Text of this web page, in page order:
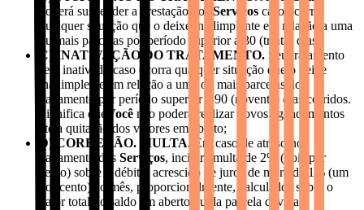
poderá suspender a prestação dos
Serviços caso ocorra
qualquer situação que o deixe inadimplente em relação a uma
ou mais parcelas por período superior a 30 (trinta) dias.
C) INATIVAÇÃO DO TRATAMENTO. Seu tratamento
será inativado caso ocorra qualquer situação que o deixe
inadimplente em relação a uma ou mais parcelas do
pagamento por período superior a 90 (noventa) dias corridos.
Significa que
Você não poderá realizar novos agendamentos
até a quitação dos valores em aberto;
D) CORREÇÃO. MULTA.
Em caso de atraso no
pagamento dos Serviços, incidirá multa de 2% (dois por
cento) sobre o débito, acrescido de juros de mora de 1% (um
por cento) ao mês, proporcionalmente, calculados sobre o
valor total do saldo em aberto ou da parcela devida.